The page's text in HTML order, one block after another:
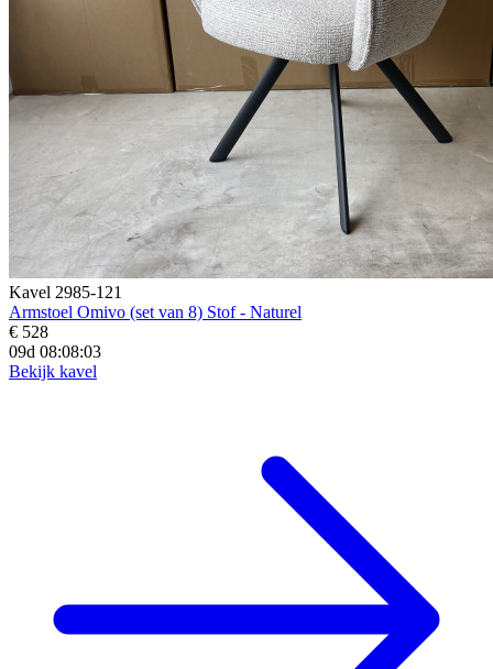
Kavel 2985-121
Armstoel Omivo (set van 8) Stof - Naturel
€ 528
09d 08:08:01
Bekijk kavel